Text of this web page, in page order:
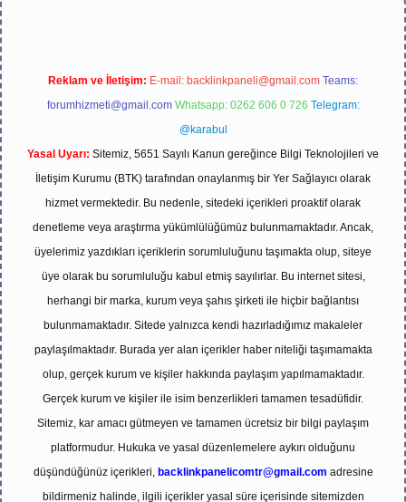
Reklam ve İletişim: E-mail: backlinkpaneli@gmail.com Teams:
forumhizmeti@gmail.com Whatsapp: 0262 606 0 726 Telegram:
@karabul
Yasal Uyarı: Sitemiz, 5651 Sayılı Kanun gereğince Bilgi Teknolojileri ve
İletişim Kurumu (BTK) tarafından onaylanmış bir Yer Sağlayıcı olarak
hizmet vermektedir. Bu nedenle, sitedeki içerikleri proaktif olarak
denetleme veya araştırma yükümlülüğümüz bulunmamaktadır. Ancak,
üyelerimiz yazdıkları içeriklerin sorumluluğunu taşımakta olup, siteye
üye olarak bu sorumluluğu kabul etmiş sayılırlar. Bu internet sitesi,
herhangi bir marka, kurum veya şahıs şirketi ile hiçbir bağlantısı
bulunmamaktadır. Sitede yalnızca kendi hazırladığımız makaleler
paylaşılmaktadır. Burada yer alan içerikler haber niteliği taşımamakta
olup, gerçek kurum ve kişiler hakkında paylaşım yapılmamaktadır.
Gerçek kurum ve kişiler ile isim benzerlikleri tamamen tesadüfidir.
Sitemiz, kar amacı gütmeyen ve tamamen ücretsiz bir bilgi paylaşım
platformudur. Hukuka ve yasal düzenlemelere aykırı olduğunu
düşündüğünüz içerikleri, backlinkpanelicomtr@gmail.com adresine
bildirmeniz halinde, ilgili içerikler yasal süre içerisinde sitemizden